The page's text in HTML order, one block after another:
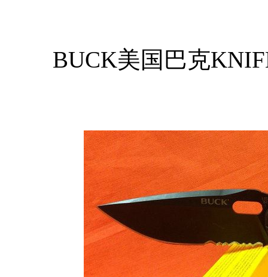
BUCK美国巴克